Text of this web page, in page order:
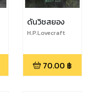
ดันวิชสยอง
H.P.Lovecraft
70.00 ฿